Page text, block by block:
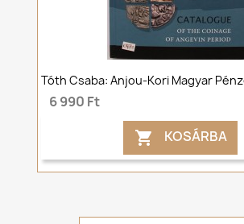
Tóth Csaba: Anjou-Kori Magyar
6 990 Ft
 KOSÁRBA